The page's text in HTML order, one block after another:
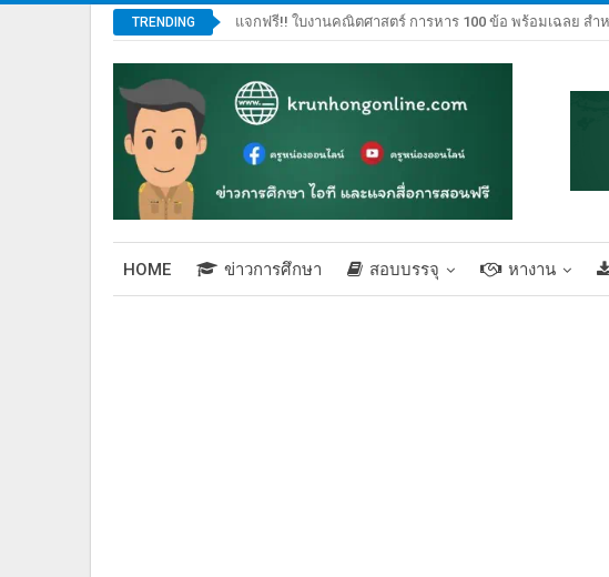
TRENDING แจกฟรี!! ใบงานคณิตศาสตร์ การหาร 100 ข้อ พร้อมเฉลย สำ
HOME ข่าวการศึกษา สอบบรรจุ หางาน